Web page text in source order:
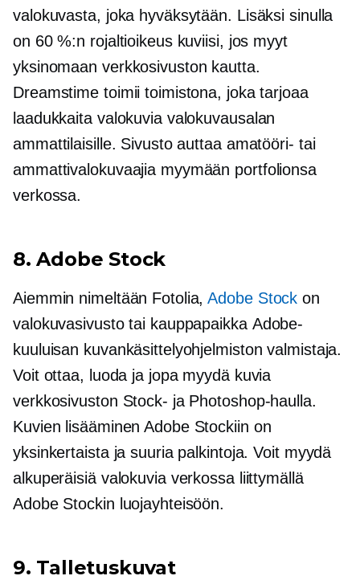
valokuvasta, joka hyväksytään. Lisäksi sinulla
on 60 %:n rojaltioikeus kuviisi, jos myyt
yksinomaan verkkosivuston kautta.
Dreamstime toimii toimistona, joka tarjoaa
laadukkaita valokuvia valokuvausalan
ammattilaisille. Sivusto auttaa amatööri- tai
ammattivalokuvaajia myymään portfolionsa
verkossa.
8. Adobe Stock
Aiemmin nimeltään Fotolia,Adobe Stock on
valokuvasivusto tai kauppapaikka Adobe-
kuuluisan kuvankäsittelyohjelmiston valmistaja.
Voit ottaa, luoda ja jopa myydä kuvia
verkkosivuston Stock- ja Photoshop-haulla.
Kuvien lisääminen Adobe Stockiin on
yksinkertaista ja suuria palkintoja. Voit myydä
alkuperäisiä valokuvia verkossa liittymällä
Adobe Stockin luojayhteisöön.
9. Talletuskuvat